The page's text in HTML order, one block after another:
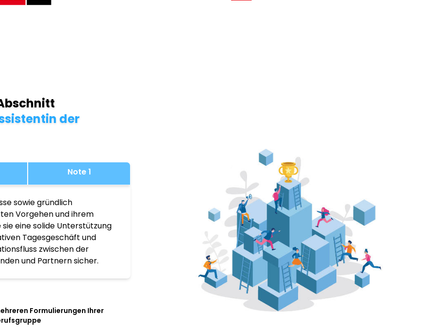
der
Note 1
sowie gründlich
Vorgehen und ihrem
eine solide Unterstützung
Tagesgeschäft und
zwischen der
und Partnern sicher.
Formulierungen Ihrer